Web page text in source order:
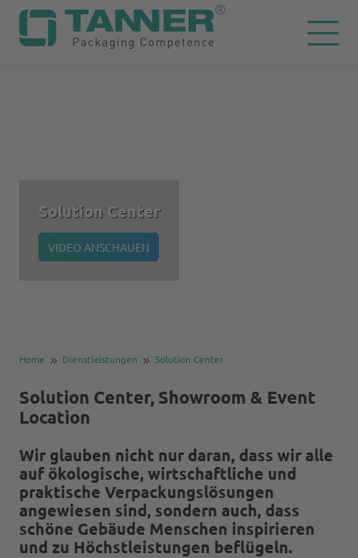
Solution Center
VIDEO ANSCHAUEN
Home Dienstleistungen Solution Center
Solution Center, Showroom & Event
Location
Wir glauben nicht nur daran, dass wir alle
auf ökologische, wirtschaftliche und
praktische Verpackungslösungen
angewiesen sind, sondern auch, dass
schöne Gebäude Menschen inspirieren
und zu Höchstleistungen beflügeln.